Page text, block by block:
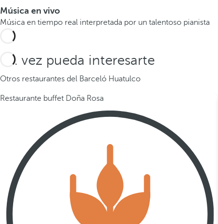
Música en vivo
Música en tiempo real interpretada por un talentoso pianista
Tal vez pueda interesarte
Otros restaurantes del Barceló Huatulco
Restaurante buffet Doña Rosa